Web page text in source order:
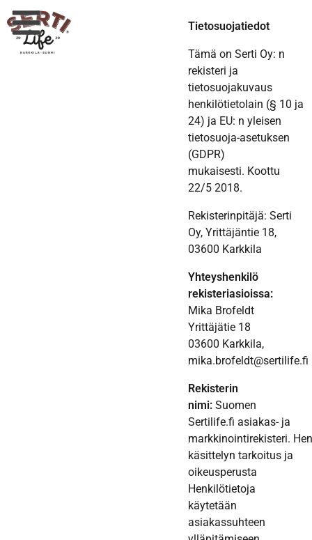
Tietosuojatiedot
Tämä on Serti Oy: n
rekisteri ja
tietosuojakuvaus
henkilötietolain (§ 10 ja
24) ja EU: n yleisen
tietosuoja-asetuksen
(GDPR)
mukaisesti. Koottu
22/5 2018.
Rekisterinpitäjä: Serti
Oy, Yrittäjäntie 18,
03600 Karkkila
Yhteyshenkilö
rekisteriasioissa:
Mika Brofeldt
Yrittäjätie 18
03600 Karkkila,
mika.brofeldt@sertilife.fi
Rekisterin
nimi: Suomen
Sertilife.fi asiakas- ja
markkinointirekisteri.
käsittelyn tarkoitus ja
oikeusperusta
Henkilötietoja
käytetään
asiakassuhteen